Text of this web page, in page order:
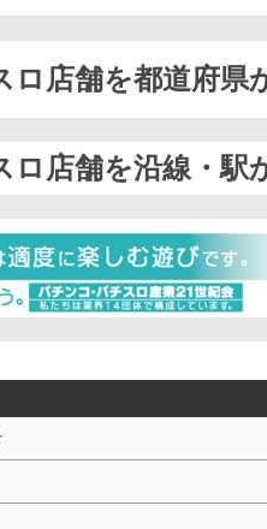
ロ店舗を都道府県
ロ店舗を沿線・駅